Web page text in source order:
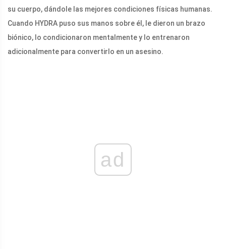
su cuerpo, dándole las mejores condiciones físicas humanas.
Cuando HYDRA puso sus manos sobre él, le dieron un brazo
biónico, lo condicionaron mentalmente y lo entrenaron
adicionalmente para convertirlo en un asesino.
ad